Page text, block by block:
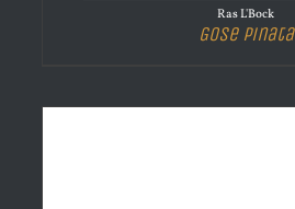
Ras L'Bock
Gose Pinata